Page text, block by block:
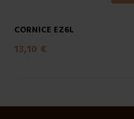
CORNICE EZ6L
13,10 €